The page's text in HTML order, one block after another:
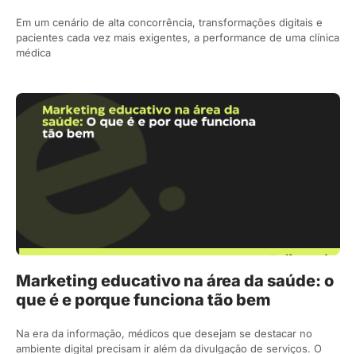
Em um cenário de alta concorrência, transformações digitais e
pacientes cada vez mais exigentes, a performance de uma clínica
médica
Marketing educativo na área da saúde: o
que é e porque funciona tão bem
Na era da informação, médicos que desejam se destacar no
ambiente digital precisam ir além da divulgação de serviços. O